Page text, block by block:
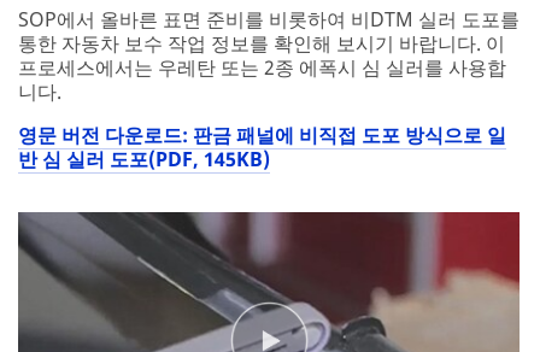
SOP에서 올바른 표면 준비를 비롯하여 비DTM 실러 도포를
통한 자동차 보수 작업 정보를 확인해 보시기 바랍니다. 이
프로세스에서는 우레탄 또는 2종 에폭시 심 실러를 사용합
니다.
영문 버전 다운로드: 판금 패널에 비직접 도포 방식으로 일
반 심 실러 도포(PDF, 145KB)